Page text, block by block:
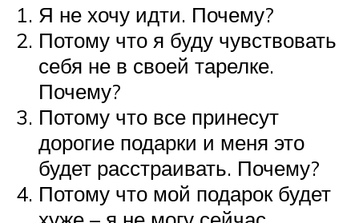
Я не хочу идти. Почему?
Потому что я буду чувствовать
себя не в своей тарелке.
Почему?
Потому что все принесут
дорогие подарки и меня это
будет расстраивать. Почему?
Потому что мой подарок будет